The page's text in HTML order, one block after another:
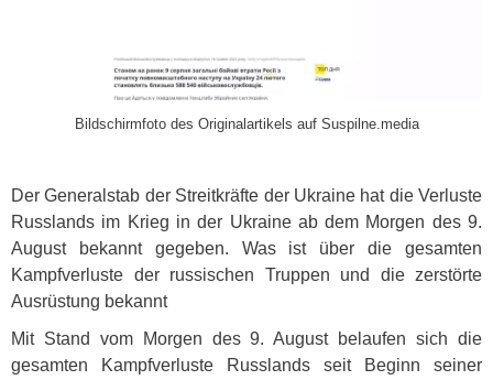
Bildschirmfoto des Originalartikels auf Suspilne.media
Der Generalstab der Streitkräfte der Ukraine hat die Verluste
Russlands im Krieg in der Ukraine ab dem Morgen des 9.
August bekannt gegeben. Was ist über die gesamten
Kampfverluste der russischen Truppen und die zerstörte
Ausrüstung bekannt
Mit Stand vom Morgen des 9. August belaufen sich die
gesamten Kampfverluste Russlands seit Beginn seiner